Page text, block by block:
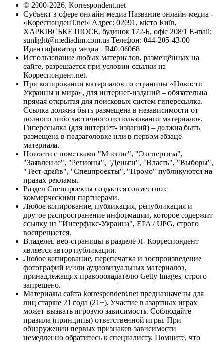
© 2000-2026, Korrespondent.net
Субъект в сфере онлайн-медиа Название онлайн-медиа -
«КореспонденТ.net» Адрес: 02091, місто Київ,
ХАРКІВСЬКЕ ШОСЕ, будинок 172-Б, офіс 208/1 E-mail:
sunlight@mediadim.com.ua Телефон: 044-205-43-00
Идентификатор медиа - R40-06068
Использование любых материалов, размещённых на
сайте, разрешается при условии ссылки на
Корреспондент.net.
При копировании материалов со страницы «Новости
Украины и мира», для интернет-изданий – обязательна
прямая открытая для поисковых систем гиперссылка.
Ссылка должна быть размещена в независимости от
полного либо частичного использования материалов.
Гиперссылка (для интернет- изданий) – должна быть
размещена в подзаголовке или в первом абзаце
материала.
Новости с пометками "Мнение", "Экспертиза",
"Заявление", "Регионы", "Деньги", "Власть", "Выборы",
"Тест-драйв", "Спецпроекты", "Промо" публикуются на
правах рекламы.
Раздел Спецпроекты создается совместно с
коммерческими партнерами.
Любое копирование, публикация, републикация и
другое распространение информации, которое содержит
ссылку на "Интерфакс-Украина", EPA / UPG, строго
воспрещается.
Владелец веб-страницы в разделе Я- Корреспондент
является автор публикации.
Любое копирование, перепечатка и воспроизведение
фотографий и/или аудиовизуальных материалов,
принадлежащих правообладателю Getty Images, строго
запрещено.
Материалы сайта korrespondent.net предназначены для
лиц старше 21 года (21+). Участие в азартных играх
может вызвать игровую зависимость. Соблюдайте
правила (принципы) ответственной игры. При
обнаружении первых признаков зависимости
немедленно обратитесь к специалисту. Помните, что